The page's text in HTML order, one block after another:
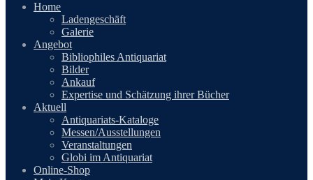
Home
Ladengeschäft
Galerie
Angebot
Bibliophiles Antiquariat
Bilder
Ankauf
Expertise und Schätzung ihrer Bücher
Aktuell
Antiquariats-Kataloge
Messen/Ausstellungen
Veranstaltungen
Globi im Antiquariat
Online-Shop